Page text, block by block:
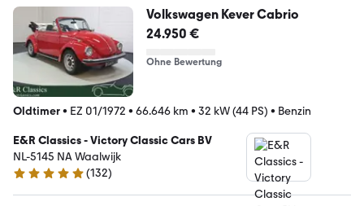
Volkswagen Kever Cabrio
24.950 €
Ohne Bewertung
Oldtimer• EZ 01/1972 • 66.646 km • 32 kW (44 PS) • Benzin
E&R Classics - Victory Classic Cars BV
NL-5145 NA Waalwijk
5 Sterne
(132)